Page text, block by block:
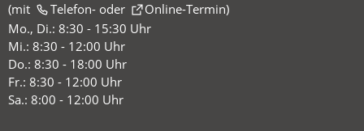
(mit
Telefon-oder Online-Termin
(Öffnet
in
einem
neuen
Tab)
)
Mo., Di.: 8:30 - 15:30 Uhr
Mi.: 8:30 - 12:00 Uhr
Do.: 8:30 - 18:00 Uhr
Fr.: 8:30 - 12:00 Uhr
Sa.: 8:00 - 12:00 Uhr